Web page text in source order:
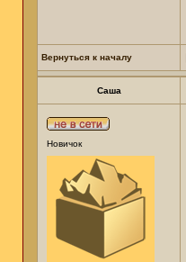
Вернуться к началу
Саша
Новичок